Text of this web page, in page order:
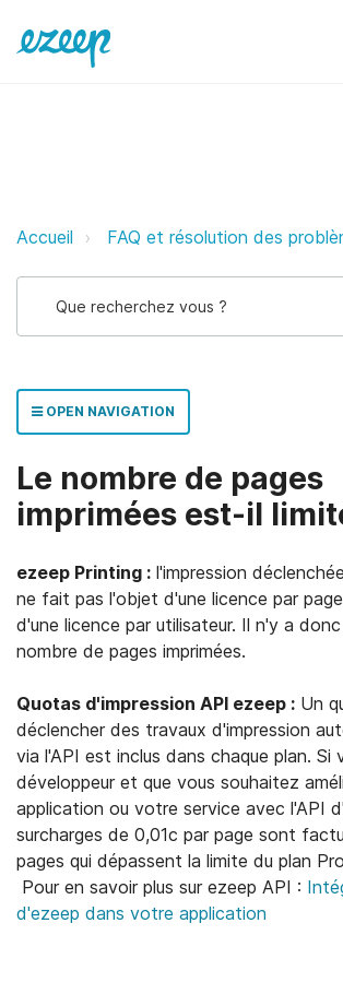
Le nombre de pages
Accueil FAQ et résolution des
OPEN NAVIGATION
Le nombre de pages
imprimées est-il
ezeep Printing : l'impression
ne fait pas l'objet d'une licence par page
d'une licence par utilisateur. Il n'y a
nombre de pages imprimées.
Quotas d'impression API ezeep : Un
déclencher des travaux d'impression
via l'API est inclus dans chaque plan. Si
développeur et que vous souhaitez
application ou votre service avec l'API
surcharges de 0,01c par page sont
pages qui dépassent la limite du plan
Pour en savoir plus sur ezeep API :
d'ezeep dans votre application